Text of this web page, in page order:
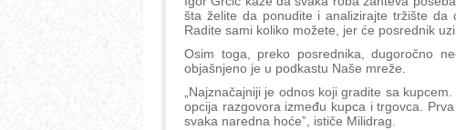
šta želite da ponudite i analizirajte tržište
Radite sami koliko možete, jer će posrednik
Osim toga, preko posrednika, dugoročno
objašnjeno je u podkastu Naše mreže.
„Najznačajniji je odnos koji gradite sa
opcija razgovora između kupca i trgovca.
svaka naredna hoće”, ističe Milidrag.